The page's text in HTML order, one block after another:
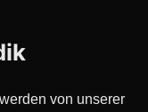
von unserer